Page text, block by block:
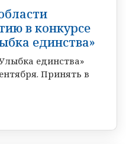
в конкурсе
единства»
единства»
Принять в